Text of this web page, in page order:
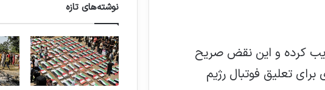
را تخریب کرده و این نقض صریح
تعلیق فوتبال رژیم
عفو بین‌الملل: وقت آن رسیده که اتحادیه
نوشته‌های تازه